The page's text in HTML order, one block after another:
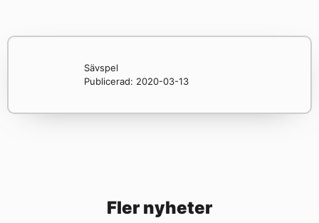
Sävspel
Publicerad: 2020-03-13
Fler nyheter